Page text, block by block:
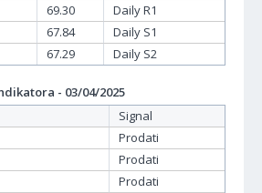
69.30
Daily R1
67.84
Daily S1
67.29 Daily S2
- 03/04/2025
Signal
Prodati
Prodati
Prodati